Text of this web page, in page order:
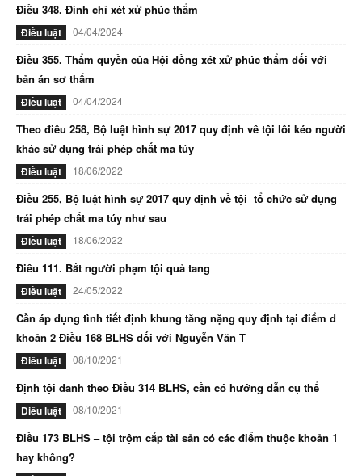
Điều 348. Đình chỉ xét xử phúc thẩm
Điều luật 04/04/2024
Điều 355. Thẩm quyền của Hội đồng xét xử phúc thẩm đối với
bản án sơ thẩm
Điều luật 04/04/2024
Theo điều 258, Bộ luật hình sự 2017 quy định về tội lôi kéo người
khác sử dụng trái phép chất ma túy
Điều luật 18/06/2022
Điều 255, Bộ luật hình sự 2017 quy định về tội tổ chức sử dụng
trái phép chất ma túy như sau
Điều luật 18/06/2022
Điều 111. Bắt người phạm tội quả tang
Điều luật 24/05/2022
Cần áp dụng tình tiết định khung tăng nặng quy định tại điểm d
khoản 2 Điều 168 BLHS đối với Nguyễn Văn T
Điều luật 08/10/2021
Định tội danh theo Điều 314 BLHS, cần có hướng dẫn cụ thể
Điều luật 08/10/2021
Điều 173 BLHS – tội trộm cắp tài sản có các điểm thuộc khoản 1
hay không?